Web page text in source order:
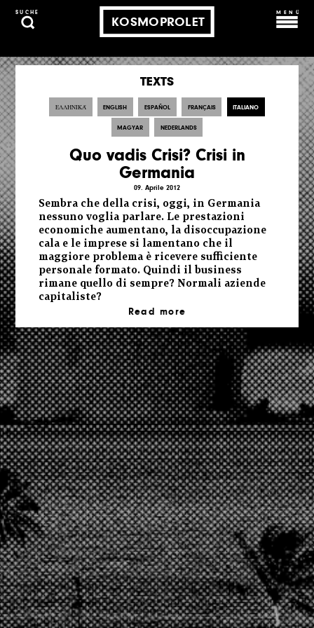
SUCHE
KOSMOPROLET
MENÜ
TEXTS
ΕΛΛΗΝΙΚΆ ENGLISH ESPAÑOL FRANÇAIS ITALIANO
MAGYAR NEDERLANDS
Quo vadis Crisi? Crisi in
Germania
09. Aprile 2012
Sembra che della crisi, oggi, in Germania
nessuno voglia parlare. Le prestazioni
economiche aumentano, la disoccupazione
cala e le imprese si lamentano che il
maggiore problema è ricevere sufficiente
personale formato. Quindi il business
rimane quello di sempre? Normali aziende
capitaliste?
Read more